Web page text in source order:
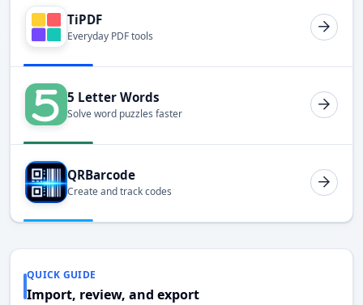
TiPDF
Everyday PDF tools
5 Letter Words
Solve word puzzles faster
QRBarcode
Create and track codes
QUICK GUIDE
Import, review, and export